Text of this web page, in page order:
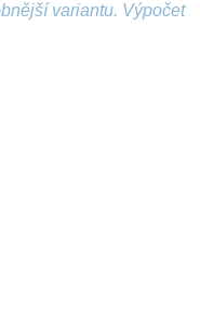
variantu. Výpočet